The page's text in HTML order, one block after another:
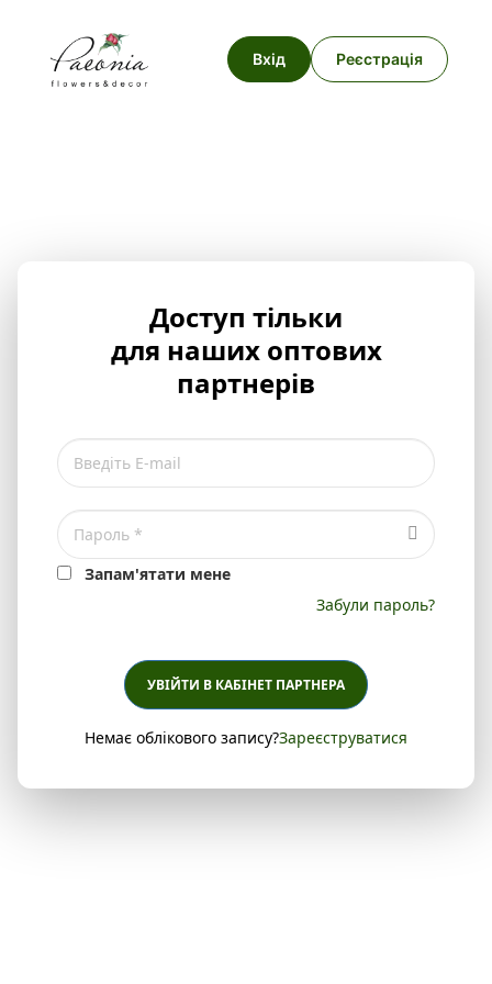
Вхід Реєстрація
Доступ тільки
для наших оптових
партнерів
Запам'ятати мене
Забули пароль?
УВІЙТИ В КАБІНЕТ ПАРТНЕРА
Немає облікового запису?Зареєструватися